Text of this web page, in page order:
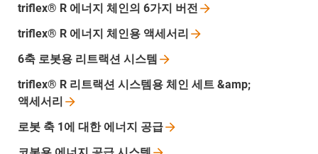
triflex® R 에너지 체인의 6가지 버전
triflex® R 에너지 체인용 액세서리
6축 로봇용 리트랙션 시스템
triflex® R 리트랙션 시스템용 체인 세트 &amp;
액세서리
로봇 축 1에 대한 에너지 공급